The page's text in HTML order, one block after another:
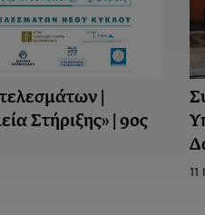
|
Στήριξης» | 9ος
11